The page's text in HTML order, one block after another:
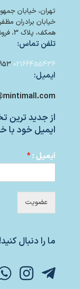
تهران، خیابان
خیابان برادران
همکف، پلاک 3، فروشگاه مینتی
تلفن تماس:
02166455436
ایمیل:
از جدید ترین
ایمیل خود با
ایمیل :*
عضویت
ما را دنبال کنید!